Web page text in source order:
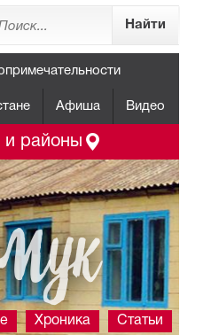
Афиша Видео
и районы
Хроника Статьи